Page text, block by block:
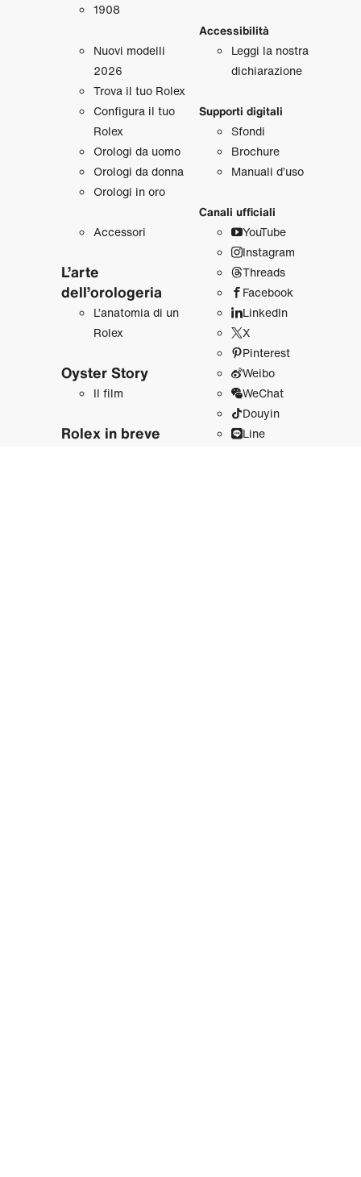
1908
Nuovi modelli
2026
Trova il tuo Rolex
Configura il tuo
Rolex
Orologi da uomo
Orologi da donna
Orologi in oro
Accessori
L’arte
dell’orologeria
L’anatomia di un
Rolex
Oyster Story
Il film
Rolex in breve
Accessibilità
Leggi la nostra
dichiarazione
Supporti digitali
Sfondi
Brochure
Manuali d’uso
Canali ufficiali
YouTube
Instagram
Threads
Facebook
LinkedIn
X
Pinterest
Weibo
WeChat
Douyin
Line